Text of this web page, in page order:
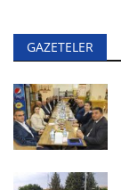
GAZETELER